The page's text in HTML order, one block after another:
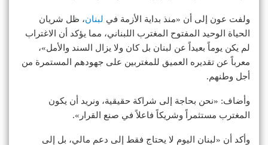
ولفت عون إلى أن «منذ بداية الأزمة في لبنان، ظل شريان
الحياة الوحيد المفتوح المغترب اللبناني، مما يؤكد أن الاغتراب
لم يكن يوماً بعيداً عن لبنان بل كان ولا يزال السند والأمل»،
معرباً عن تقديره العميق للمغتربين على جهودهم المستمرة من
أجل وطنهم.
وأضاف: «نحن بحاجة إلى شراكة حقيقية، ونريد أن يكون
المغترب مستثمراً وشريكاً فاعلاً في صنع القرار».
وأكد أن «لبنان اليوم لا يحتاج فقط إلى دعم مالي، بل إلى